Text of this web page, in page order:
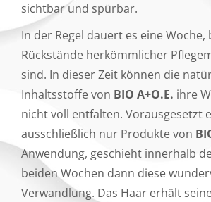
sichtbar und spürbar.
In der Regel dauert es eine Woche,
Rückstände herkömmlicher
sind. In dieser Zeit können die
Inhaltsstoffe von BIO A+O.E. ihre
nicht voll entfalten. Vorausgesetzt
ausschließlich nur Produkte von
Anwendung, geschieht innerhalb
beiden Wochen dann diese
Verwandlung. Das Haar erhält